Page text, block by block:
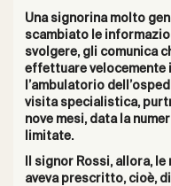
Una signorina molto
scambiato le
svolgere, gli comunica
effettuare velocemente
l’ambulatorio
visita specialistica,
nove mesi, data la
limitate.
Il signor Rossi, allora,
aveva prescritto, cioè,